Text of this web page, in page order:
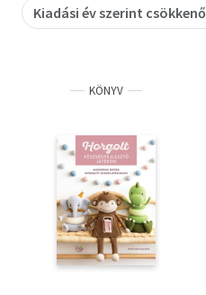
Szakkönyv
Tankönyv, segédkönyv
Társadalomtudomány
Természettudomány
Történelem
Vallás
Kiadási év szerint csökkenő
KÖNYV